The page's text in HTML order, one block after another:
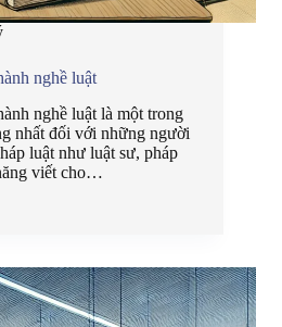
nghề luật
nghề luật là một trong
nhất đối với những người
luật như luật sư, pháp
viết cho…